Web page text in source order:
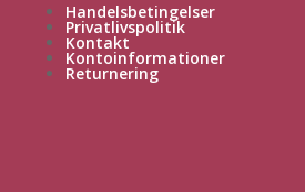
Handelsbetingelser
Privatlivspolitik
Kontakt
Kontoinformationer
Returnering